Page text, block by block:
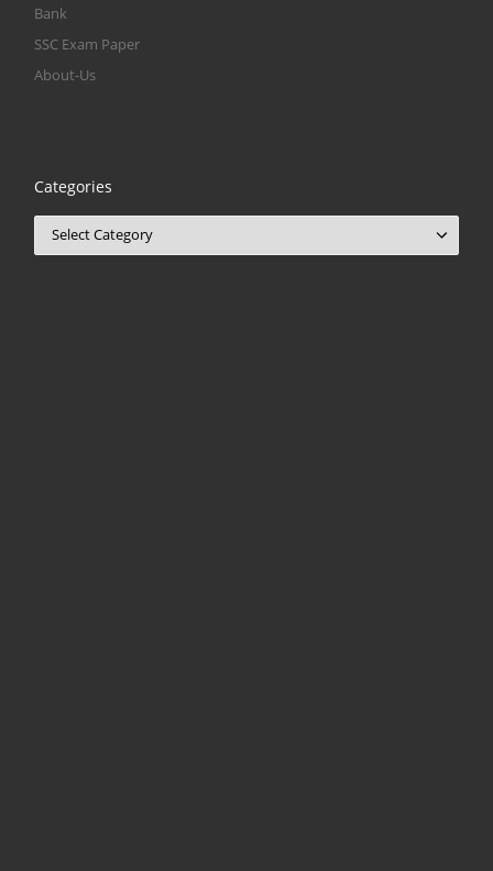
Bank
SSC Exam Paper
About-Us
Categories